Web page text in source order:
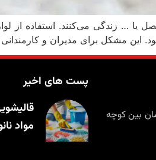
زندگی می‌کنند. استفاده از
مشکل برای مدیران و کارمندانی
بین کوچه
پست های اخیر
مواد